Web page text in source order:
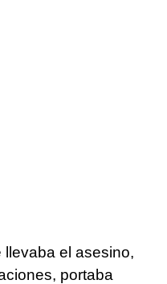
el asesino,
portaba